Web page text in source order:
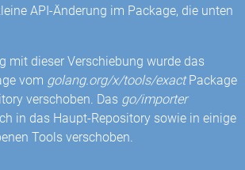
API-Änderung im Package, die unten
mit dieser Verschiebung wurde das
vom golang.org/x/tools/exactPackage
verschoben. Das go/importer
in das Haupt-Repository sowie in einige
Tools verschoben.